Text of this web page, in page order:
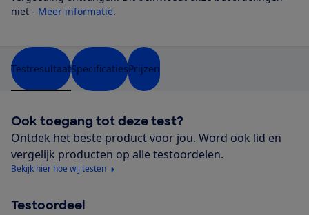
niet - Meer informatie.
TestresultaatSpecificatiesPrijzen
Ook toegang tot deze test?
Ontdek het beste product voor jou. Word ook lid en
vergelijk producten op alle testoordelen.
Bekijk hier hoe wij testen
Testoordeel